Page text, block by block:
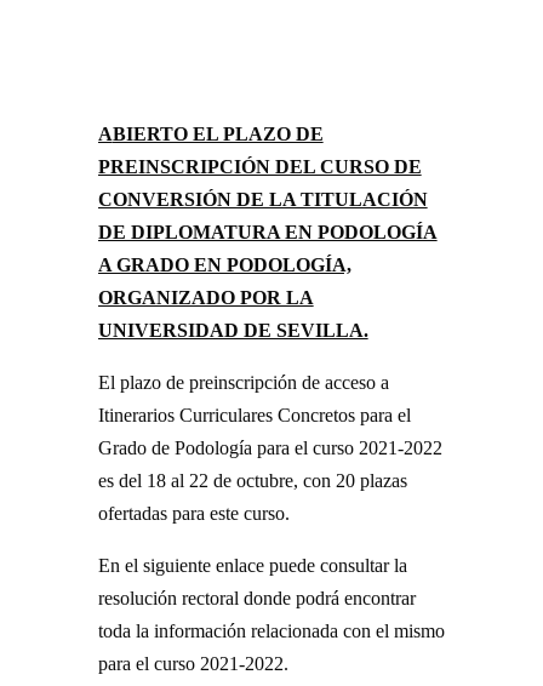
ABIERTO EL PLAZO DE
PREINSCRIPCIÓN DEL CURSO DE
CONVERSIÓN DE LA TITULACIÓN
DE DIPLOMATURA EN PODOLOGÍA
A GRADO EN PODOLOGÍA,
ORGANIZADO POR LA
UNIVERSIDAD DE SEVILLA.
El plazo de preinscripción de acceso a
Itinerarios Curriculares Concretos para el
Grado de Podología para el curso 2021-2022
es del 18 al 22 de octubre, con 20 plazas
ofertadas para este curso.
En el siguiente enlace puede consultar la
resolución rectoral donde podrá encontrar
toda la información relacionada con el mismo
para el curso 2021-2022.